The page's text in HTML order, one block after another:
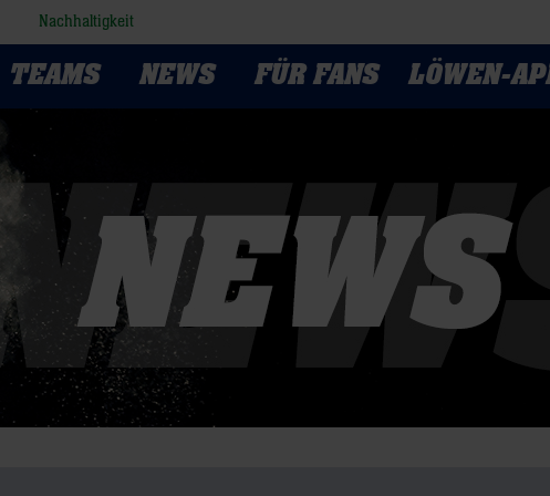
Nachhaltigkeit
TEAMS NEWS FÜR FANS LÖWEN-